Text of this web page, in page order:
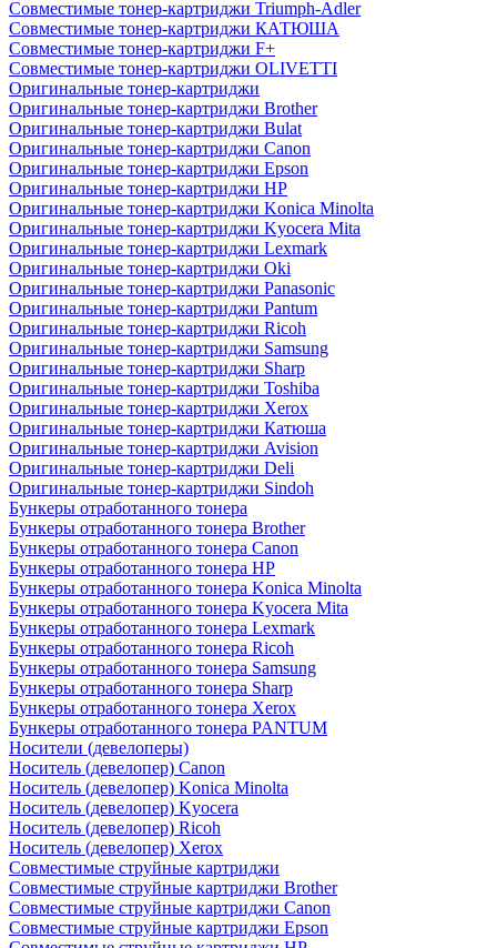
Совместимые тонер-картриджи Triumph-Adler
Совместимые тонер-картриджи КАТЮША
Совместимые тонер-картриджи F+
Совместимые тонер-картриджи OLIVETTI
Оригинальные тонер-картриджи
Оригинальные тонер-картриджи Brother
Оригинальные тонер-картриджи Bulat
Оригинальные тонер-картриджи Canon
Оригинальные тонер-картриджи Epson
Оригинальные тонер-картриджи HP
Оригинальные тонер-картриджи Konica Minolta
Оригинальные тонер-картриджи Kyocera Mita
Оригинальные тонер-картриджи Lexmark
Оригинальные тонер-картриджи Oki
Оригинальные тонер-картриджи Panasonic
Оригинальные тонер-картриджи Pantum
Оригинальные тонер-картриджи Ricoh
Оригинальные тонер-картриджи Samsung
Оригинальные тонер-картриджи Sharp
Оригинальные тонер-картриджи Toshiba
Оригинальные тонер-картриджи Xerox
Оригинальные тонер-картриджи Катюша
Оригинальные тонер-картриджи Avision
Оригинальные тонер-картриджи Deli
Оригинальные тонер-картриджи Sindoh
Бункеры отработанного тонера
Бункеры отработанного тонера Brother
Бункеры отработанного тонера Canon
Бункеры отработанного тонера HP
Бункеры отработанного тонера Konica Minolta
Бункеры отработанного тонера Kyocera Mita
Бункеры отработанного тонера Lexmark
Бункеры отработанного тонера Ricoh
Бункеры отработанного тонера Samsung
Бункеры отработанного тонера Sharp
Бункеры отработанного тонера Xerox
Бункеры отработанного тонера PANTUM
Носители (девелоперы)
Носитель (девелопер) Canon
Носитель (девелопер) Konica Minolta
Носитель (девелопер) Kyocera
Носитель (девелопер) Ricoh
Носитель (девелопер) Xerox
Совместимые струйные картриджи
Совместимые струйные картриджи Brother
Совместимые струйные картриджи Canon
Совместимые струйные картриджи Epson